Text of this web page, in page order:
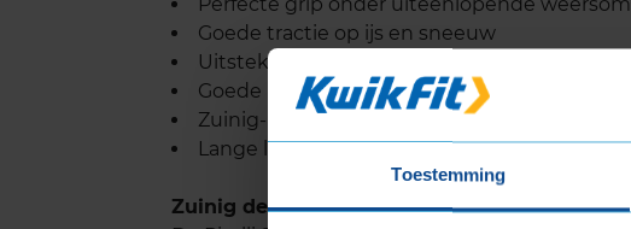
Toestemming
Goede tractie op ijs en sneeuw
Uitstekende remprestaties
Goede bescherming tegen aquaplaning
Zuinig- en milieuvriendelijkheid
Lange levensduur
Zuinig de weg op